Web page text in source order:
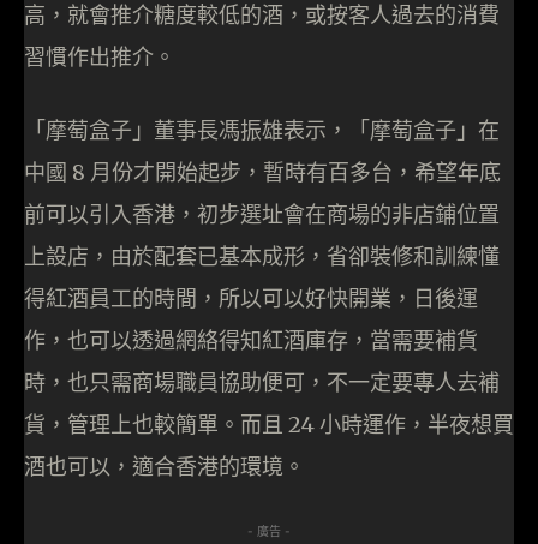
高，就會推介糖度較低的酒，或按客人過去的消費
習慣作出推介。
「摩萄盒子」董事長馮振雄表示，「摩萄盒子」在
中國 8 月份才開始起步，暫時有百多台，希望年底
前可以引入香港，初步選址會在商場的非店鋪位置
上設店，由於配套已基本成形，省卻裝修和訓練懂
得紅酒員工的時間，所以可以好快開業，日後運
作，也可以透過網絡得知紅酒庫存，當需要補貨
時，也只需商場職員協助便可，不一定要專人去補
貨，管理上也較簡單。而且 24 小時運作，半夜想買
酒也可以，適合香港的環境。
- 廣告 -